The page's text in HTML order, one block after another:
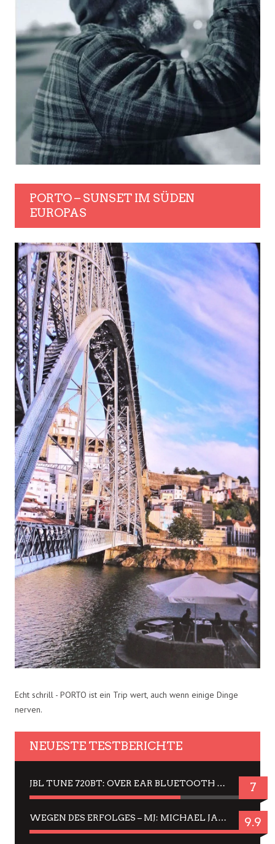
PORTO – SUNSET IM SÜDEN
EUROPAS
Echt schrill - PORTO ist ein Trip wert, auch wenn einige Dinge
nerven.
NEUESTE TESTBERICHTE
JBL TUNE 720BT: OVER EAR BLUETOOTH KOPFHÖRER UM DIE 50,-€ IM DAUER-TEST 7
WEGEN DES ERFOLGES – MJ: MICHAEL JACKSON MUSICAL IN EINER MATINEE SEHEN 9.9